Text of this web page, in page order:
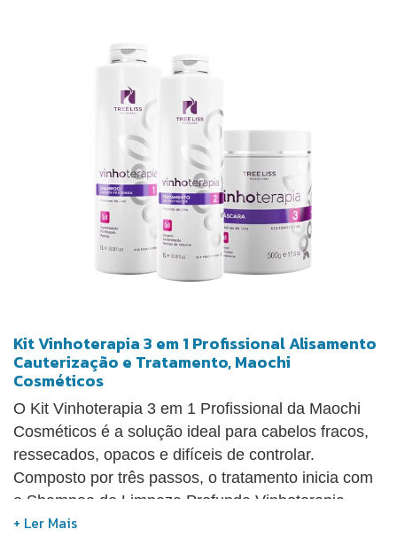
Repair, com 1 litro, limpa profundamente e protege
os cabelos, também utilizando colágeno hidrolisado
e óleo de macadâmia, sendo ideal para cabelos
quimicamente tratados ou expostos a agressões
externas; sua durabilidade é similar, com a
aplicação simples de ser massageada nos fios
molhados até formar espuma e depois enxaguada.
Por fim, a Máscara em Spray Absolut One, com 12
benefícios em 1, oferece reparação, hidratação
intensa, proteção UV, fortalecimento e
condicionamento; com ácido lático e pantenol, é
aplicação.
Kit Vinhoterapia 3 em 1 Profissional Alisamento
Cauterização e Tratamento, Maochi
Cosméticos
O Kit Vinhoterapia 3 em 1 Profissional da Maochi
Cosméticos é a solução ideal para cabelos fracos,
ressecados, opacos e difíceis de controlar.
Composto por três passos, o tratamento inicia com
o Shampoo de Limpeza Profunda Vinhoterapia
Treeliss, que promove higienização, purificação e